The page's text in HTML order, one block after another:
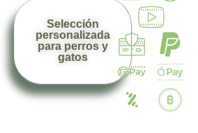
Selección
personalizada
para perros y
gatos